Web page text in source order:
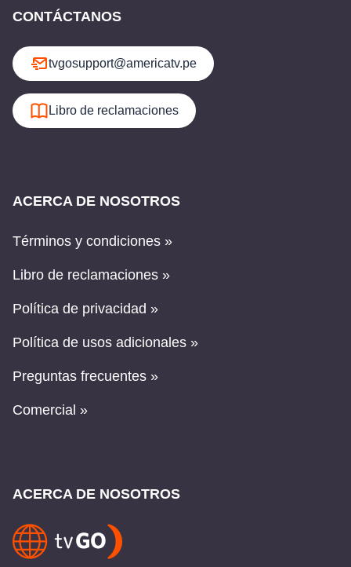
CONTÁCTANOS
tvgosupport@americatv.pe
Libro de reclamaciones
ACERCA DE NOSOTROS
Términos y condiciones »
Libro de reclamaciones »
Política de privacidad »
Política de usos adicionales »
Preguntas frecuentes »
Comercial »
ACERCA DE NOSOTROS